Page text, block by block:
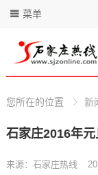
菜单
您所在的位置 新
石家庄2016年
来源： 石家庄热线